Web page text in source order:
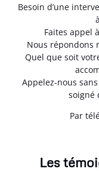
Besoin d’une
Faites appel
Nous répondons
Quel que soit
Appelez-nous
soigné
Par
Les